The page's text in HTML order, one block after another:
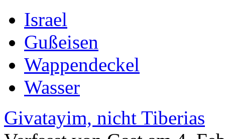
Israel
Gußeisen
Wappendeckel
Wasser
Givatayim, nicht Tiberias